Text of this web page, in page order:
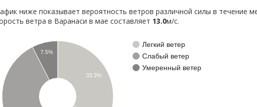
ниже показывает вероятность ветров различной силы в течение
ветра в Варанаси в мае составляет 13.0м/с.
Легкий ветер
Слабый ветер
Умеренный ветер
33.3%
7.5%